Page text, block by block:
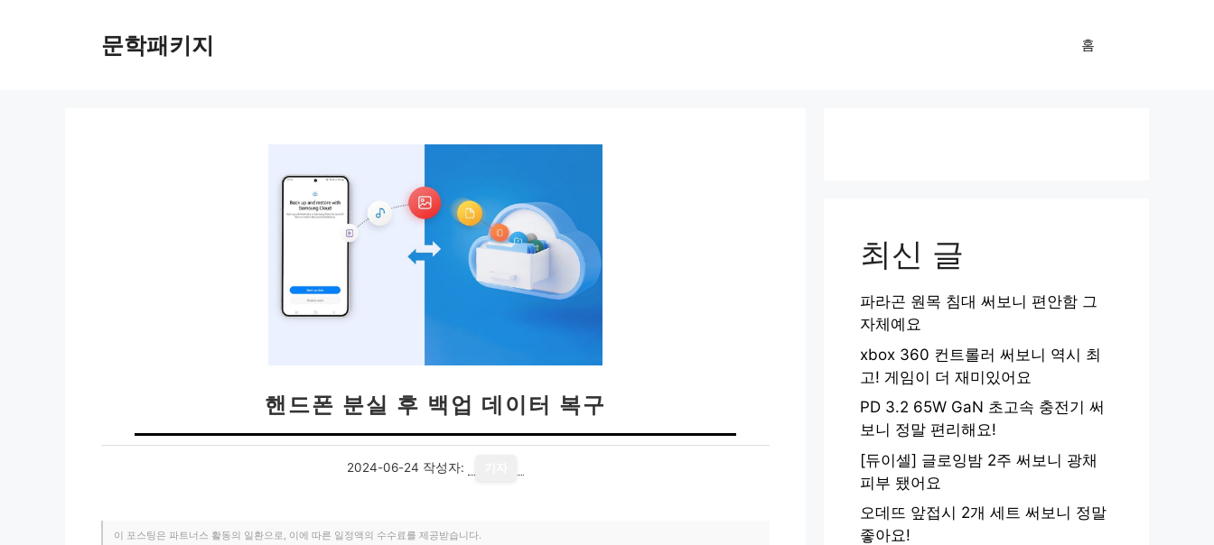
문학패키지 홈
핸드폰 분실 후 백업 데이터 복구
2024-06-24 작성자:
이 포스팅은 파트너스 활동의 일환으로, 이에 따른 일정액의 수수료를 제공받습니다.
최신 글
파라곤 원목 침대 써보니 편안함 그
자체예요
xbox 360 컨트롤러 써보니 역시 최
고! 게임이 더 재미있어요
PD 3.2 65W GaN 초고속 충전기 써
보니 정말 편리해요!
[듀이셀] 글로잉밤 2주 써보니 광채
피부 됐어요
오데뜨 앞접시 2개 세트 써보니 정말
좋아요!